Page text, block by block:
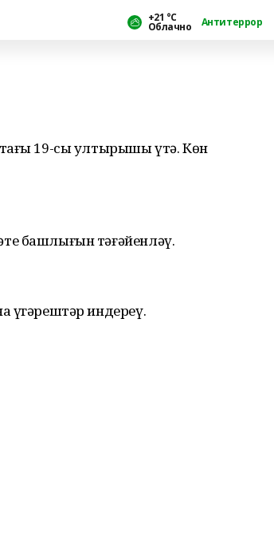
+21 °С
Облачно Антитеррор
19-сы ултырышы үтә. Көн
башлығын тәғәйенләү.
индереү.